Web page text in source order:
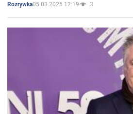
Rozrywka05.03.2025 12:19 3